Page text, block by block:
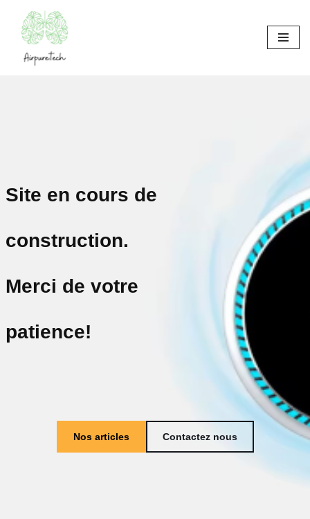
Aller
Site en cours de
construction.
Merci de votre
patience!
Nos articles Contactez nous